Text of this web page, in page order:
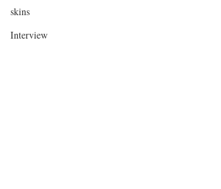
skins
Interview